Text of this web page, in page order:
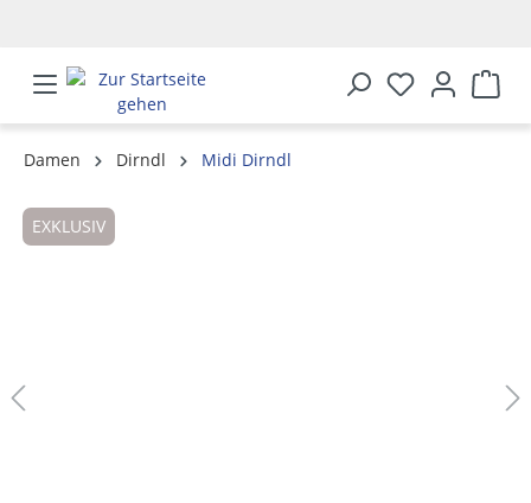
Damen Dirndl
Midi Dirndl
EXKLUSIV